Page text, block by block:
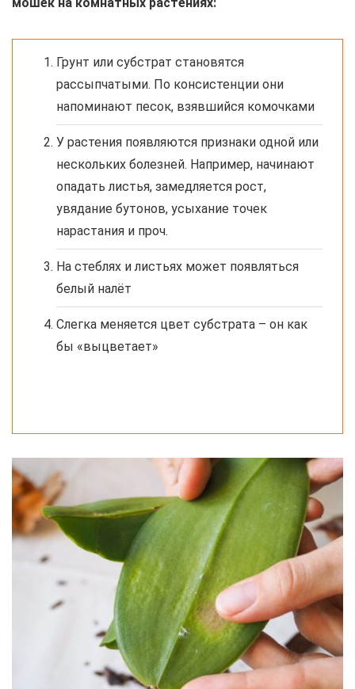
Грунт или субстрат становятся
рассыпчатыми. По консистенции они
напоминают песок, взявшийся комочками
У растения появляются признаки одной или
нескольких болезней. Например, начинают
опадать листья, замедляется рост,
увядание бутонов, усыхание точек
нарастания и проч.
На стеблях и листьях может появляться
белый налёт
Слегка меняется цвет субстрата – он как
бы «выцветает»